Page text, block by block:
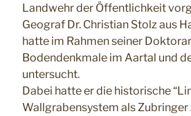
Landwehr der Öffentlichkeit
Geograf Dr. Christian Stolz aus
hatte im Rahmen seiner
Bodendenkmale im Aartal und
untersucht.
Dabei hatte er die historische
Wallgrabensystem als Zubringer